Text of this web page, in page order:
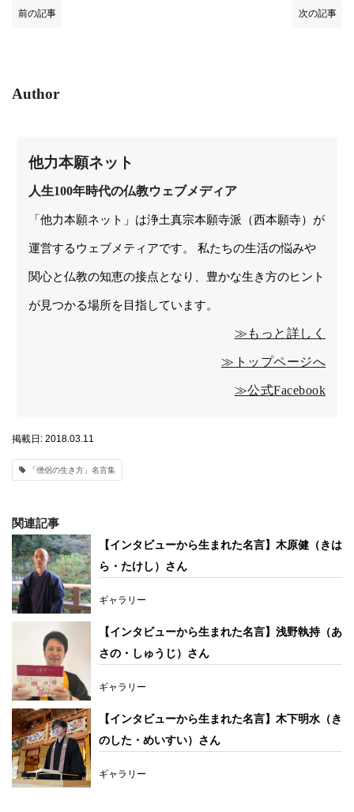
前の記事 次の記事
Author
他力本願ネット
人生100年時代の仏教ウェブメディア
「他力本願ネット」は浄土真宗本願寺派（西本願寺）が
運営するウェブメティアです。 私たちの生活の悩みや
関心と仏教の知恵の接点となり、豊かな生き方のヒント
が見つかる場所を目指しています。
≫もっと詳しく
≫トップページへ
≫公式Facebook
掲載日: 2018.03.11
「僧侶の生き方」名言集
関連記事
【インタビューから生まれた名言】木原健（きは
ら・たけし）さん
ギャラリー
【インタビューから生まれた名言】浅野執持（あ
さの・しゅうじ）さん
ギャラリー
【インタビューから生まれた名言】木下明水（き
のした・めいすい）さん
ギャラリー